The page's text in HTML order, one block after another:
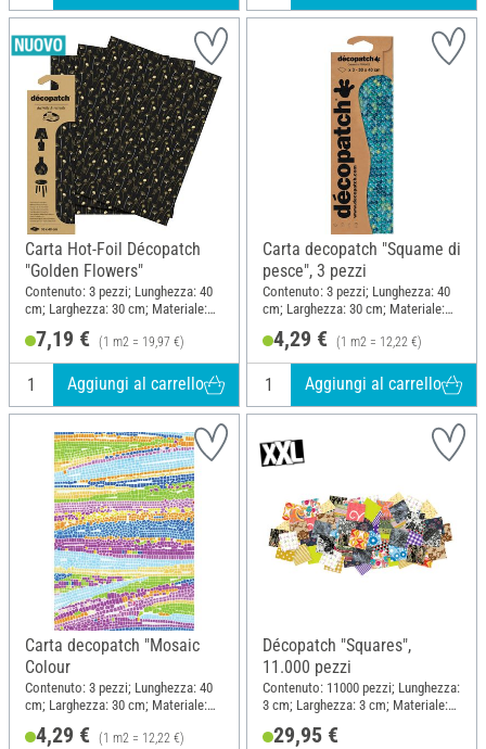
Carta Hot-Foil Décopatch
"Golden Flowers"
Contenuto: 3 pezzi; Lunghezza: 40
cm; Larghezza: 30 cm; Materiale:
7,19 € (1 m2 = 19,97 €)
Aggiungi al carrello
Carta decopatch "Squame di
pesce", 3 pezzi
Contenuto: 3 pezzi; Lunghezza: 40
cm; Larghezza: 30 cm; Materiale:
4,29 € (1 m2 = 12,22 €)
Aggiungi al carrello
Carta decopatch "Mosaic
Colour
Contenuto: 3 pezzi; Lunghezza: 40
cm; Larghezza: 30 cm; Materiale:
4,29 € (1 m2 = 12,22 €)
Décopatch "Squares",
11.000 pezzi
Contenuto: 11000 pezzi; Lunghezza:
3 cm; Larghezza: 3 cm; Materiale:
29,95 €